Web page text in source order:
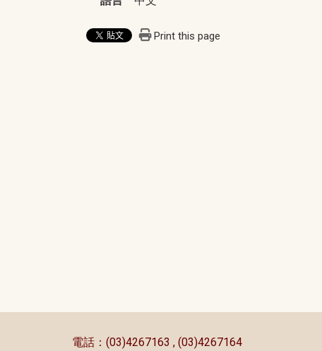
Print this page
電話：(03)4267163 , (03)4267164